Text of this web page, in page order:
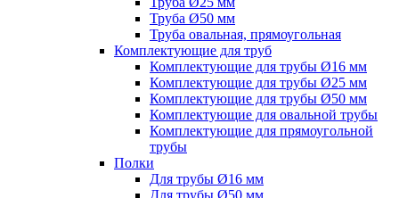
Труба Ø50 мм
Труба овальная, прямоугольная
Комплектующие для труб
Комплектующие для трубы Ø16 мм
Комплектующие для трубы Ø25 мм
Комплектующие для трубы Ø50 мм
Комплектующие для овальной трубы
Комплектующие для прямоугольной
трубы
Полки
Для трубы Ø16 мм
Для трубы Ø50 мм